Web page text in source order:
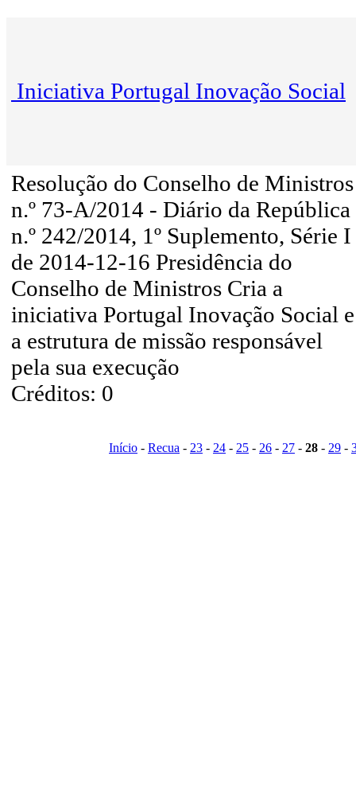
Iniciativa Portugal Inovação Social
Resolução do Conselho de Ministros
n.º 73-A/2014 - Diário da República
n.º 242/2014, 1º Suplemento, Série I
de 2014-12-16 Presidência do
Conselho de Ministros Cria a
iniciativa Portugal Inovação Social e
a estrutura de missão responsável
pela sua execução
Créditos: 0
Início - Recua - 23 - 24 - 25 - 26 - 27 - 28 - 29 -